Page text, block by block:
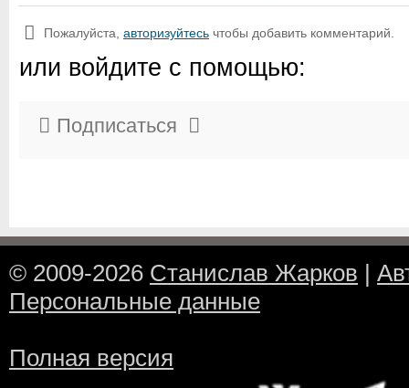
Пожалуйста, авторизуйтесь чтобы добавить комментарий.
или войдите с помощью:
Подписаться
© 2009-2026 Станислав Жарков |
Персональные данные
Полная версия